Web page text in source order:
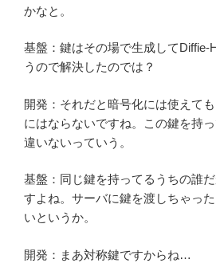
かなと。
基盤：鍵はその場で生成してDiffie-
うので解決したのでは？
開発：それだと暗号化には使えて
にはならないですね。この鍵を持
違いないっていう。
基盤：同じ鍵を持ってるうちの誰
すよね。サーバに鍵を渡しちゃっ
いというか。
開発：まあ対称鍵ですからね…